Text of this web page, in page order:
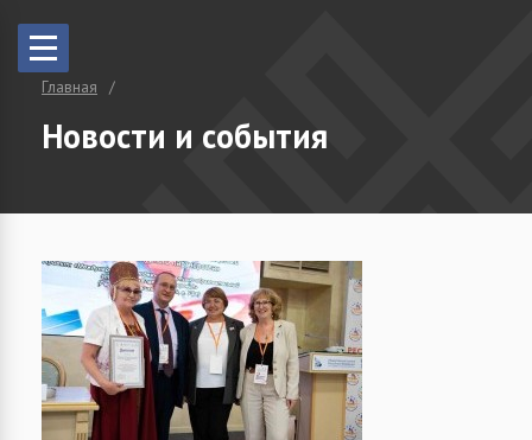
Главная
Новости и события